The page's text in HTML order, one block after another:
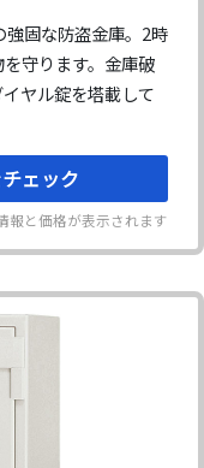
固な防盗金庫。2時
守ります。金庫破
ヤル錠を塔載して
ェック
報と価格が表示されます